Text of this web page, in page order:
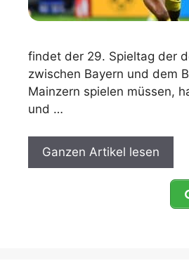
findet der 29. Spieltag der
zwischen Bayern und dem
Mainzern spielen müssen,
und …
Ganzen Artikel lesen